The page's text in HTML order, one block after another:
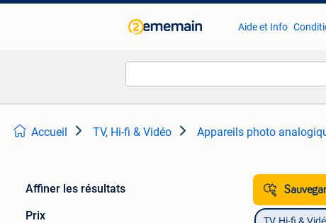
Aide et Info
Accueil TV, Hi-fi & Vidéo Appareils photo
Affiner les résultats
Prix